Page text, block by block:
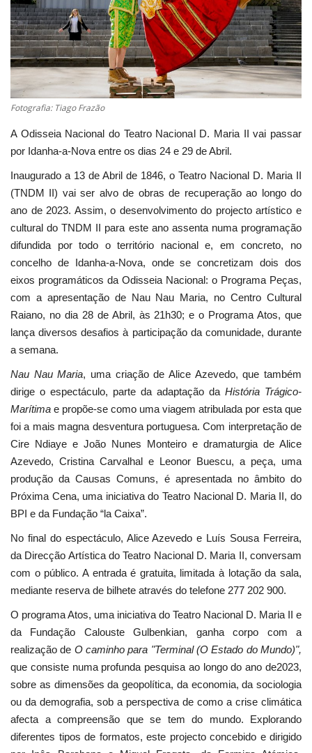
Estatuto Editorial
Saúde
Ficha técnica
Cultura
Ambiente
Fotografia: Tiago Frazão
A Odisseia Nacional do Teatro Nacional D. Maria II vai passar
por Idanha-a-Nova entre os dias 24 e 29 de Abril.
Inaugurado a 13 de Abril de 1846, o Teatro Nacional D. Maria II
(TNDM II) vai ser alvo de obras de recuperação ao longo do
ano de 2023. Assim, o desenvolvimento do projecto artístico e
cultural do TNDM II para este ano assenta numa programação
difundida por todo o território nacional e, em concreto, no
concelho de Idanha-a-Nova, onde se concretizam dois dos
eixos programáticos da Odisseia Nacional: o Programa Peças,
com a apresentação de Nau Nau Maria, no Centro Cultural
Raiano, no dia 28 de Abril, às 21h30; e o Programa Atos, que
lança diversos desafios à participação da comunidade, durante
a semana.
Nau Nau Maria, uma criação de Alice Azevedo, que também
dirige o espectáculo, parte da adaptação da História Trágico-
Marítima e propõe-se como uma viagem atribulada por esta que
foi a mais magna desventura portuguesa. Com interpretação de
Cire Ndiaye e João Nunes Monteiro e dramaturgia de Alice
Azevedo, Cristina Carvalhal e Leonor Buescu, a peça, uma
produção da Causas Comuns, é apresentada no âmbito do
Próxima Cena, uma iniciativa do Teatro Nacional D. Maria II, do
BPI e da Fundação “la Caixa”.
No final do espectáculo, Alice Azevedo e Luís Sousa Ferreira,
da Direcção Artística do Teatro Nacional D. Maria II, conversam
com o público. A entrada é gratuita, limitada à lotação da sala,
mediante reserva de bilhete através do telefone 277 202 900.
O programa Atos, uma iniciativa do Teatro Nacional D. Maria II e
da Fundação Calouste Gulbenkian, ganha corpo com a
realização de O caminho para "Terminal (O Estado do Mundo)",
que consiste numa profunda pesquisa ao longo do ano de2023,
sobre as dimensões da geopolítica, da economia, da sociologia
ou da demografia, sob a perspectiva de como a crise climática
afecta a compreensão que se tem do mundo. Explorando
diferentes tipos de formatos, este projecto concebido e dirigido